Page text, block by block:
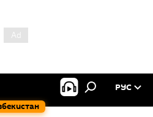
РУС